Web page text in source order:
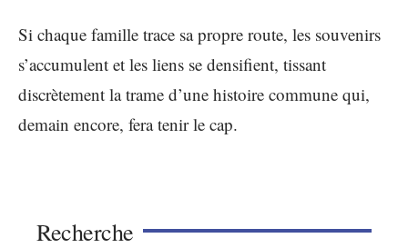
Si chaque famille trace sa propre route, les souvenirs
s’accumulent et les liens se densifient, tissant
discrètement la trame d’une histoire commune qui,
demain encore, fera tenir le cap.
Recherche